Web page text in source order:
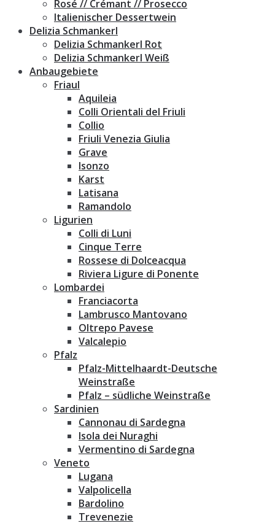
Rosé // Crémant // Prosecco
Italienischer Dessertwein
Delizia Schmankerl
Delizia Schmankerl Rot
Delizia Schmankerl Weiß
Anbaugebiete
Friaul
Aquileia
Colli Orientali del Friuli
Collio
Friuli Venezia Giulia
Grave
Isonzo
Karst
Latisana
Ramandolo
Ligurien
Colli di Luni
Cinque Terre
Rossese di Dolceacqua
Riviera Ligure di Ponente
Lombardei
Franciacorta
Lambrusco Mantovano
Oltrepo Pavese
Valcalepio
Pfalz
Pfalz-Mittelhaardt-Deutsche
Weinstraße
Pfalz – südliche Weinstraße
Sardinien
Cannonau di Sardegna
Isola dei Nuraghi
Vermentino di Sardegna
Veneto
Lugana
Valpolicella
Bardolino
Trevenezie